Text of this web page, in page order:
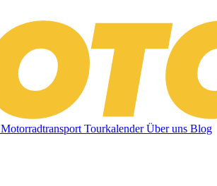
Motorradtransport TourkalenderÜber uns Blog